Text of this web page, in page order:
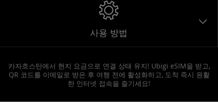
사용 방법
카자흐스탄에서 현지 요금으로 연결 상태 유지! Ubigi eSIM을 받고,
QR 코드를 이메일로 받은 후 여행 전에 활성화하고, 도착 즉시 원활
한 인터넷 접속을 즐기세요!